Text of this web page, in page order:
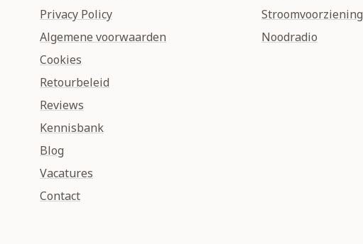
Privacy Policy
Algemene voorwaarden
Cookies
Retourbeleid
Reviews
Kennisbank
Blog
Vacatures
Contact
Stroomvoorziening
Noodradio